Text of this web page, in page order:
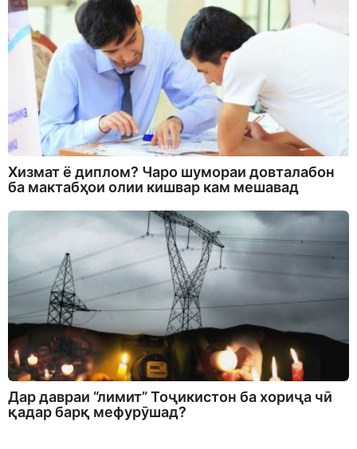
Хизмат ё диплом? Чаро шумораи довталабон
ба мактабҳои олии кишвар кам мешавад
Дар давраи “лимит” Тоҷикистон ба хориҷа чӣ
қадар барқ мефурӯшад?